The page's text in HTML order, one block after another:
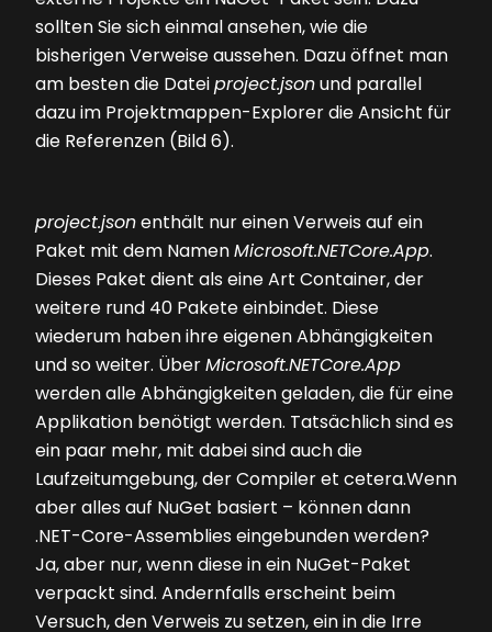
sollten Sie sich einmal ansehen, wie die
bisherigen Verweise aussehen. Dazu öffnet man
am besten die Dateiproject.jsonund parallel
dazu im Projektmappen-Explorer die Ansicht für
die Referenzen (Bild 6).
project.jsonenthält nur einen Verweis auf ein
Paket mit dem NamenMicrosoft.NETCore.App.
Dieses Paket dient als eine Art Container, der
weitere rund 40 Pakete einbindet. Diese
wiederum haben ihre eigenen Abhängigkeiten
und so weiter. ÜberMicrosoft.NETCore.App
werden alle Abhängigkeiten geladen, die für eine
Applikation benötigt werden. Tatsächlich sind es
ein paar mehr, mit dabei sind auch die
Laufzeitumgebung, der Compiler et cetera.Wenn
aber alles auf NuGet basiert – können dann
.NET-Core-Assemblies eingebunden werden?
Ja, aber nur, wenn diese in ein NuGet-Paket
verpackt sind. Andernfalls erscheint beim
Versuch, den Verweis zu setzen, ein in die Irre